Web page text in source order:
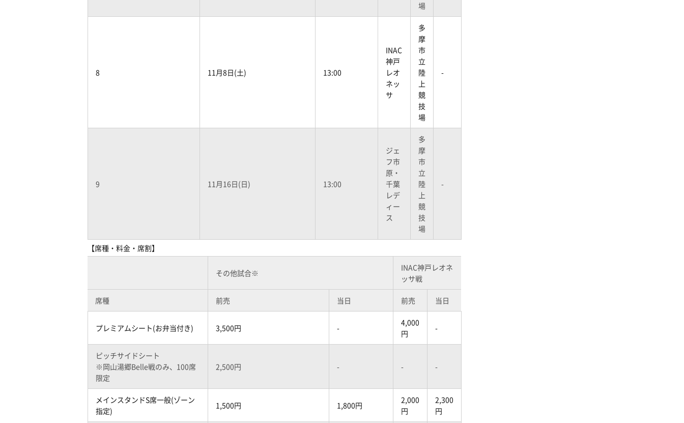
場
8 11月8日(土) 13:00
INAC
神戸
レオ
ネッ
サ
多
摩
市
立
陸
上
競
技
場
-
9 11月16日(日) 13:00
ジェ
フ市
原・
千葉
レデ
ィー
ス
多
摩
市
立
陸
上
競
技
場
-
【席種・料金・席割】
その他試合※
INAC神戸レオネ
ッサ戦
席種 前売 当日 前売 当日
プレミアムシート(お弁当付き) 3,500円 -
4,000
円
-
ピッチサイドシート
※岡山湯郷Belle戦のみ、100席
限定
2,500円 - - -
メインスタンドS席一般(ゾーン
指定)
1,500円 1,800円
2,000
円
2,300
円